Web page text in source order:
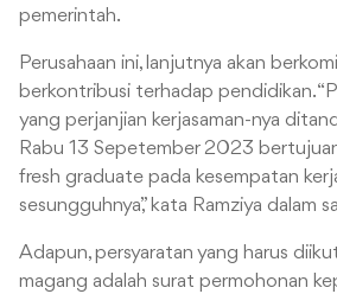
pemerintah.
Perusahaan ini, lanjutnya akan
berkontribusi terhadap pendidikan.
yang perjanjian kerjasaman-nya
Rabu 13 Sepetember 2023
fresh graduate pada kesempatan
sesungguhnya,” kata Ramziya dalam
Adapun, persyaratan yang harus
magang adalah surat permohonan